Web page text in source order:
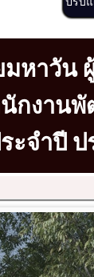
หาวัน
กงานพั
ะจำปี